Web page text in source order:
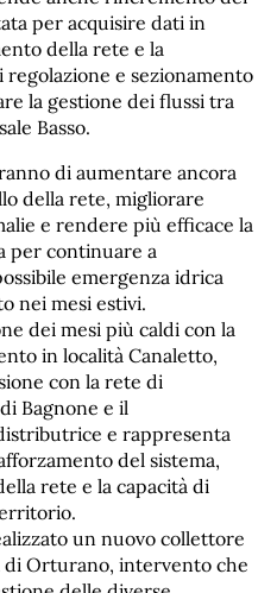
per acquisire dati in
della rete e la
e sezionamento
la gestione dei flussi tra
Basso.
di aumentare ancora
della rete, migliorare
e rendere più efficace la
per continuare a
emergenza idrica
nei mesi estivi.
dei mesi più caldi con la
in località Canaletto,
con la rete di
Bagnone e il
e rappresenta
del sistema,
rete e la capacità di
un nuovo collettore
di Orturano, intervento che